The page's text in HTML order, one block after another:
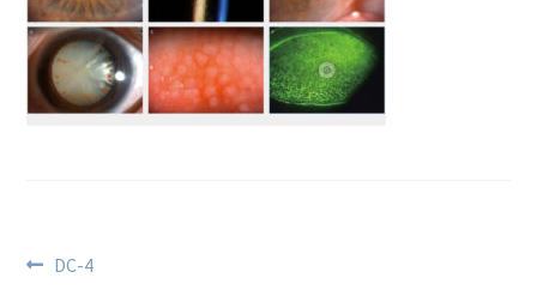
DC-4